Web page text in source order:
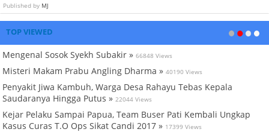
Published by MJ
TOP VIEWED
Mengenal Sosok Syekh Subakir » 66848 Views
Misteri Makam Prabu Angling Dharma » 40190 Views
Penyakit Jiwa Kambuh, Warga Desa Rahayu Tebas Kepala
Saudaranya Hingga Putus » 22044 Views
Kejar Pelaku Sampai Papua, Team Buser Pati Kembali Ungkap
Kasus Curas T.O Ops Sikat Candi 2017 » 17399 Views